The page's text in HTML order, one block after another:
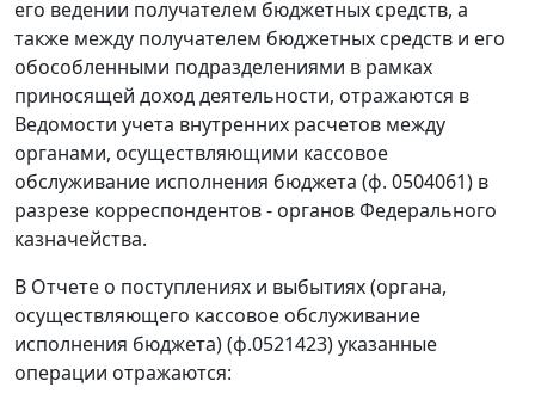
его ведении получателем бюджетных средств, а
также между получателем бюджетных средств и его
обособленными подразделениями в рамках
приносящей доход деятельности, отражаются в
Ведомости учета внутренних расчетов между
органами, осуществляющими кассовое
обслуживание исполнения бюджета (ф. 0504061) в
разрезе корреспондентов - органов Федерального
казначейства.
В Отчете о поступлениях и выбытиях (органа,
осуществляющего кассовое обслуживание
исполнения бюджета) (ф.0521423) указанные
операции отражаются: